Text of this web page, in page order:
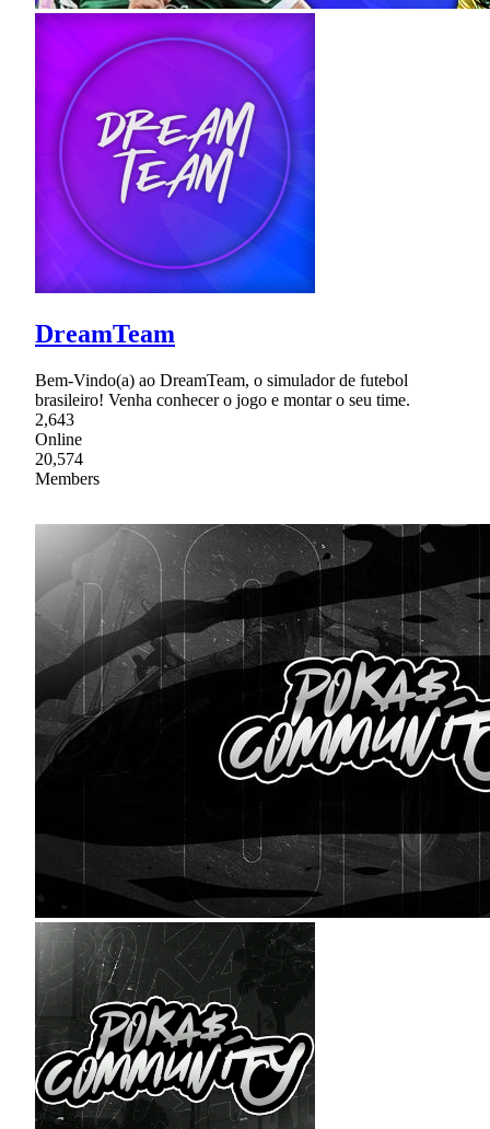
DreamTeam
Bem-Vindo(a) ao DreamTeam, o simulador de futebol
brasileiro! Venha conhecer o jogo e montar o seu time.
2,643
Online
20,574
Members